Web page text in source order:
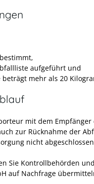
aufgeführt und
mehr als 20
mit dem
zur Rücknahme der
nicht
Sie Kontrollbehörden
auf Nachfrage